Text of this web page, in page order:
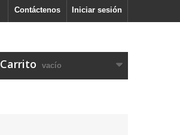
Iniciar sesión
Contáctenos
Carrito vacío